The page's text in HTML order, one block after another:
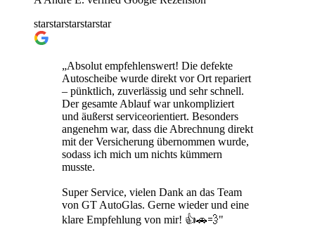
starstarstarstarstar
„Absolut empfehlenswert! Die defekte
Autoscheibe wurde direkt vor Ort repariert
– pünktlich, zuverlässig und sehr schnell.
Der gesamte Ablauf war unkompliziert
und äußerst serviceorientiert. Besonders
angenehm war, dass die Abrechnung direkt
mit der Versicherung übernommen wurde,
sodass ich mich um nichts kümmern
musste.
Super Service, vielen Dank an das Team
von GT AutoGlas. Gerne wieder und eine
klare Empfehlung von mir! 👍🚗💨"